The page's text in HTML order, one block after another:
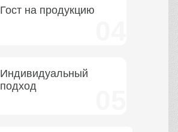
Гост на продукцию
Индивидуальный
подход